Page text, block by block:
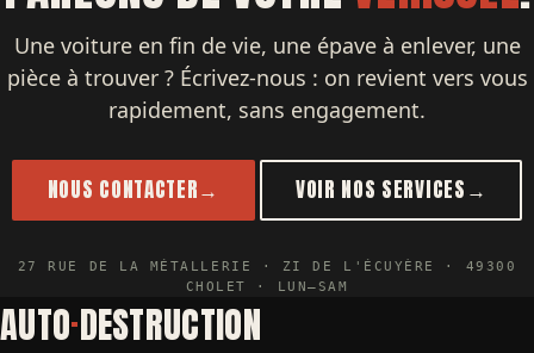
Une voiture en fin de vie, une épave à enlever, une
pièce à trouver ? Écrivez-nous : on revient vers vous
rapidement, sans engagement.
NOUS CONTACTER→ VOIR NOS SERVICES→
27 RUE DE LA MÉTALLERIE · ZI DE L'ÉCUYÈRE · 49300
CHOLET · LUN–SAM
AUTO·DESTRUCTION